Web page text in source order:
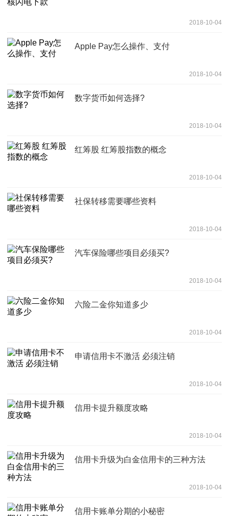
2018-10-04
Apple Pay怎么操作、支付
2018-10-04
数字货币如何选择?
2018-10-04
红筹股 红筹股指数的概念
2018-10-04
社保转移需要哪些资料
2018-10-04
汽车保险哪些项目必须买?
2018-10-04
六险二金你知道多少
2018-10-04
申请信用卡不激活 必须注销
2018-10-04
信用卡提升额度攻略
2018-10-04
信用卡升级为白金信用卡的三种方法
2018-10-04
信用卡账单分期的小秘密